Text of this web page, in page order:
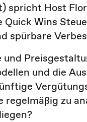
spricht Host
Wins
spürbare
und die
zu